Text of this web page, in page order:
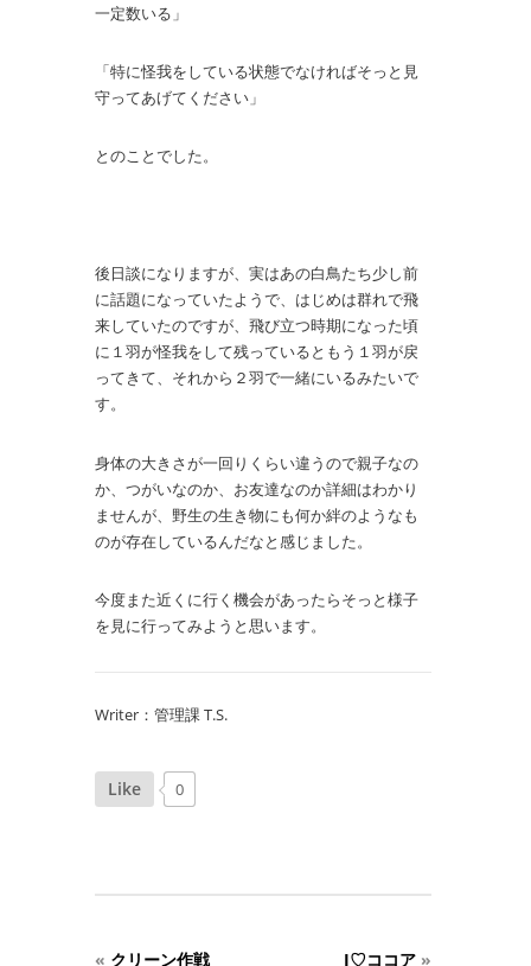
一定数いる」
「特に怪我をしている状態でなければそっと見
守ってあげてください」
とのことでした。
後日談になりますが、実はあの白鳥たち少し前
に話題になっていたようで、はじめは群れで飛
来していたのですが、飛び立つ時期になった頃
に１羽が怪我をして残っているともう１羽が戻
ってきて、それから２羽で一緒にいるみたいで
す。
身体の大きさが一回りくらい違うので親子なの
か、つがいなのか、お友達なのか詳細はわかり
ませんが、野生の生き物にも何か絆のようなも
のが存在しているんだなと感じました。
今度また近くに行く機会があったらそっと様子
を見に行ってみようと思います。
Writer：管理課 T.S.
Like 0
« クリーン作戦 I♡ココア »